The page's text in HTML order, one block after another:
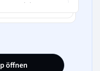
und das
essentiell für
öffnen